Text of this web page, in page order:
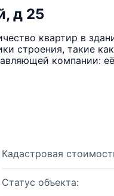
д 25
квартир в
строения, такие
компании:
Кадастровая
Статус объекта: